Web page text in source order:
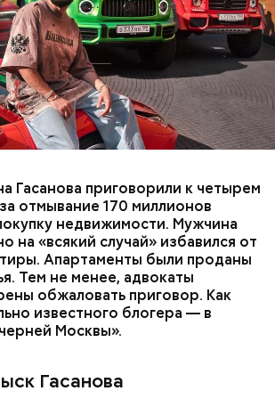
Гасанова приговорили к четырем
отмывание 170 миллионов
недвижимости. Мужчина
на «всякий случай» избавился от
Апартаменты были проданы
Тем не менее, адвокаты
обжаловать приговор. Как
известного блогера — в
Москвы».
Гасанова
МВД РФ объявило в
розыскблогера Гусейна Гасанова.
возбудили уголовное дело о
и легализации преступных
крупном размере. В тот же день
арестовали.
ЛЮДЕЙ ДЕНЬГИ
МВД
задержали. На первом же
что планировал отравить
следователи посчитали, что
была квартира родителей,
их смерти перешла бы сыну. Но
дней Миссюра заявил, что ранее
людей.